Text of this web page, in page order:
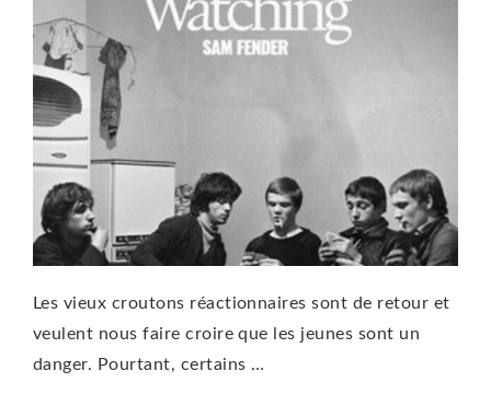
Les vieux croutons réactionnaires sont de retour et
veulent nous faire croire que les jeunes sont un
danger. Pourtant, certains …